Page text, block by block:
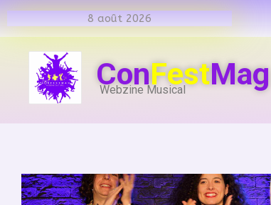
8 août 2026
ConFestMag
Webzine Musical